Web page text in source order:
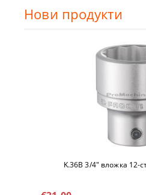
Нови продукти
K.36B 3/4" вложкa 12-